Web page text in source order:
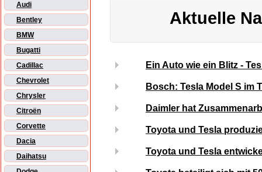
Audi
Bentley
BMW
Bugatti
Cadillac
Chevrolet
Chrysler
Citroën
Corvette
Dacia
Daihatsu
Aktuelle
Ein Auto wie ein Blitz -
Bosch: Tesla Model S im
Daimler hat
Toyota und Tesla
Toyota und Tesla